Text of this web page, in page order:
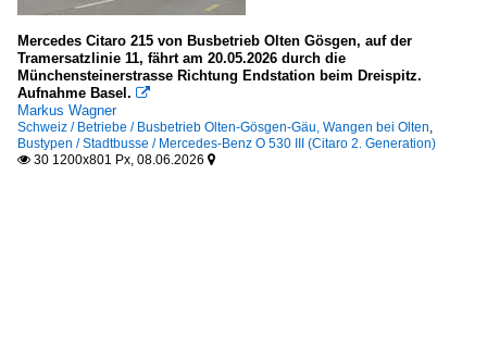
Mercedes Citaro 215 von Busbetrieb Olten Gösgen, auf der
Tramersatzlinie 11, fährt am 20.05.2026 durch die
Münchensteinerstrasse Richtung Endstation beim Dreispitz.
Aufnahme Basel. 
Markus Wagner
Schweiz / Betriebe / Busbetrieb Olten-Gösgen-Gäu, Wangen bei Olten,
Bustypen / Stadtbusse / Mercedes-Benz O 530 III (Citaro 2. Generation)
 30 1200x801 Px, 08.06.2026 